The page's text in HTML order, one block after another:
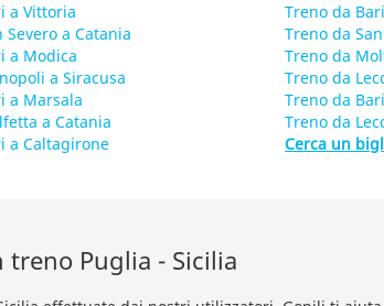
a Vittoria
Severo a Catania
a Modica
a Siracusa
a Marsala
a Catania
a Caltagirone
Treno da
Treno da
Treno da
Treno da
Treno da
Treno da
Cerca un
Puglia - Sicilia